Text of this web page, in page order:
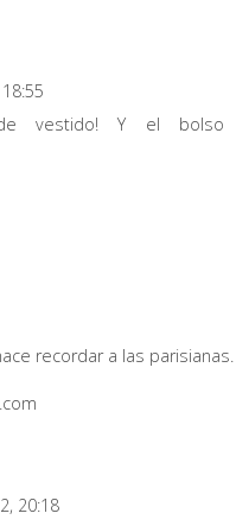
vestido! Y el bolso
recordar a las parisianas.
20:18